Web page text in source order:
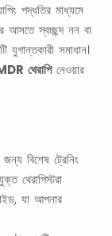
পদ্ধতির মাধ্যমে
আসতে স্বচ্ছন্দ নন বা
যুগান্তকারী সমাধান।
থেরাপিনেওয়ার
বিশেষ ট্রেনিং
থেরাপিস্টরা
যা আপনার